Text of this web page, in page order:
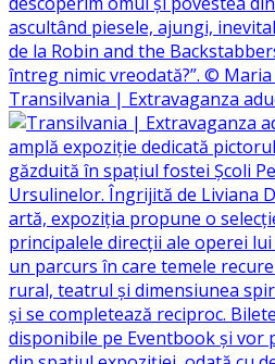
Transilvania | Extravaganza